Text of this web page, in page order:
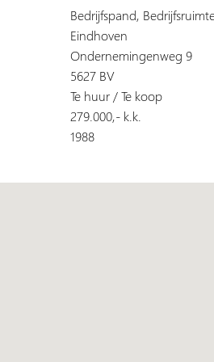
Bedrijfspand,
Eindhoven
Ondernemingenweg 9
5627 BV
Te huur / Te koop
279.000,- k.k.
1988